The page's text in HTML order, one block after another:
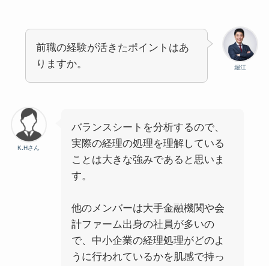
堀江
前職の経験が活きたポイントはあ
りますか。
K.Hさん
バランスシートを分析するので、
実際の経理の処理を理解している
ことは大きな強みであると思いま
す。
他のメンバーは大手金融機関や会
計ファーム出身の社員が多いの
で、中小企業の経理処理がどのよ
うに行われているかを肌感で持っ